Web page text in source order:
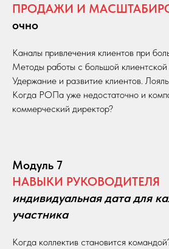
ПРОДАЖИ И
очно
Каналы привлечения клиентов при
Методы работы с большой клиентской
Удержание и развитие клиентов.
Когда РОПа уже недостаточно и
коммерческий директор?
Модуль 7
НАВЫКИ РУКОВОДИТЕЛЯ
индивидуальная дата для
участника
Когда коллектив становится